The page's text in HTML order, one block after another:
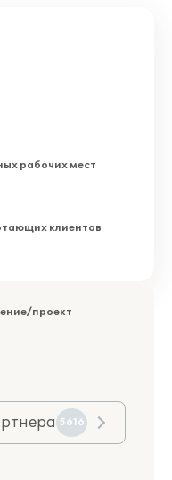
рабочих мест
клиентов
проект
5616